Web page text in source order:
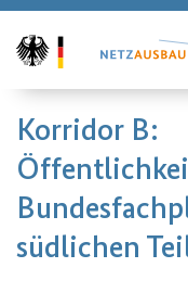
Korridor B:
südlichen